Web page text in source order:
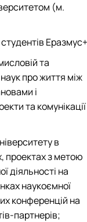
(м.
та
про життя між
і
та комунікації
в
проектах з метою
діяльності на
наукоємної
конференцій на
партнерів;